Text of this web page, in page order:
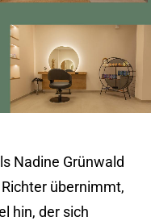
Nadine Grünwald
übernimmt,
hin, der sich